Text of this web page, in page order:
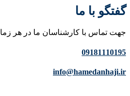
گفتگو با ما
جهت تماس با کارشناسان ما در هر
09181110195
info@hamedanhaji.ir